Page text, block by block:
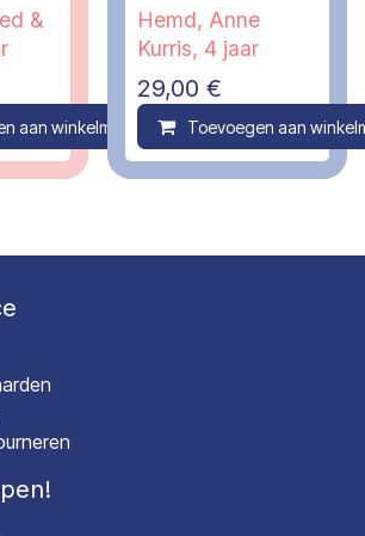
&
aan winkelmandje Compare
Hemd, Anne
Kurris, 4 jaar
29,00 €
Toevoegen aan